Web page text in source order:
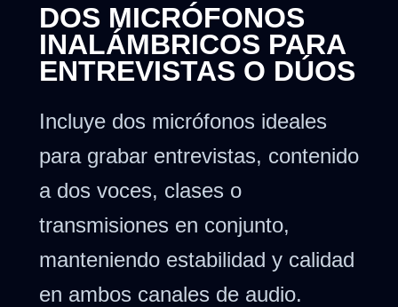
DOS MICRÓFONOS
INALÁMBRICOS PARA
ENTREVISTAS O DÚOS
Incluye dos micrófonos ideales
para grabar entrevistas, contenido
a dos voces, clases o
transmisiones en conjunto,
manteniendo estabilidad y calidad
en ambos canales de audio.